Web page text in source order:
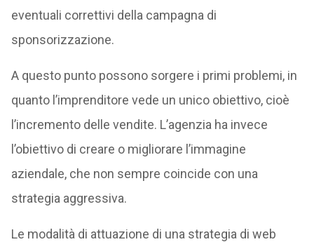
eventuali correttivi della campagna di
sponsorizzazione.
A questo punto possono sorgere i primi problemi, in
quanto l’imprenditore vede un unico obiettivo, cioè
l’incremento delle vendite. L’agenzia ha invece
l’obiettivo di creare o migliorare l’immagine
aziendale, che non sempre coincide con una
strategia aggressiva.
Le modalità di attuazione di una strategia di web